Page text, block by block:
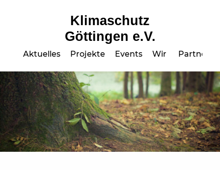
Klimaschutz
Göttingen e.V.
Aktuelles Projekte Events Wir Partner